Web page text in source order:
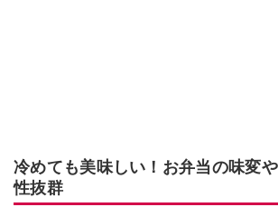
冷めても美味しい！お弁当の味変
性抜群